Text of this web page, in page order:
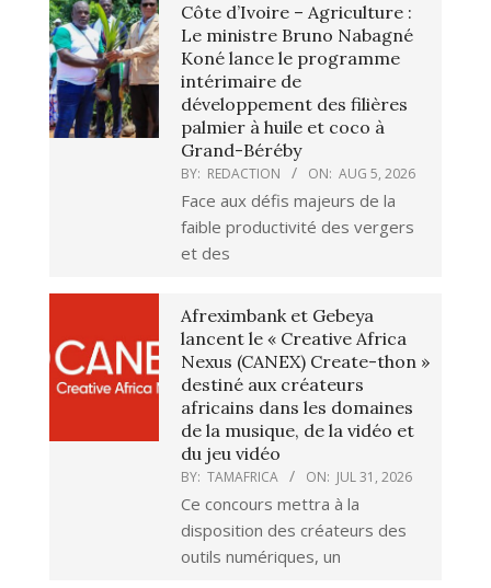
Côte d’Ivoire – Agriculture :
Le ministre Bruno Nabagné
Koné lance le programme
intérimaire de
développement des filières
palmier à huile et coco à
Grand-Béréby
BY: REDACTION ON: AUG 5, 2026
Face aux défis majeurs de la
faible productivité des vergers
et des
Afreximbank et Gebeya
lancent le « Creative Africa
Nexus (CANEX) Create-thon »
destiné aux créateurs
africains dans les domaines
de la musique, de la vidéo et
du jeu vidéo
BY: TAMAFRICA ON: JUL 31, 2026
Ce concours mettra à la
disposition des créateurs des
outils numériques, un